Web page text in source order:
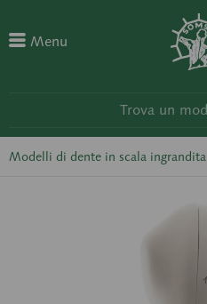
Menu
Modelli di dente in scala ingrandita